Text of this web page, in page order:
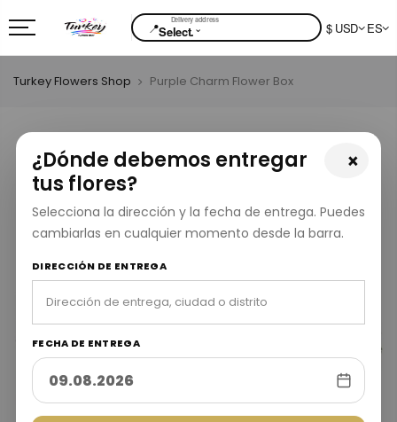
📍Select.⌄ $ USD ES
×
¿Dónde debemos entregar
tus flores?
Selecciona la dirección y la fecha de entrega. Puedes
cambiarlas en cualquier momento desde la barra.
DIRECCIÓN DE ENTREGA
FECHA DE ENTREGA
Turkey Flowers Shop Purple Charm Flower Box